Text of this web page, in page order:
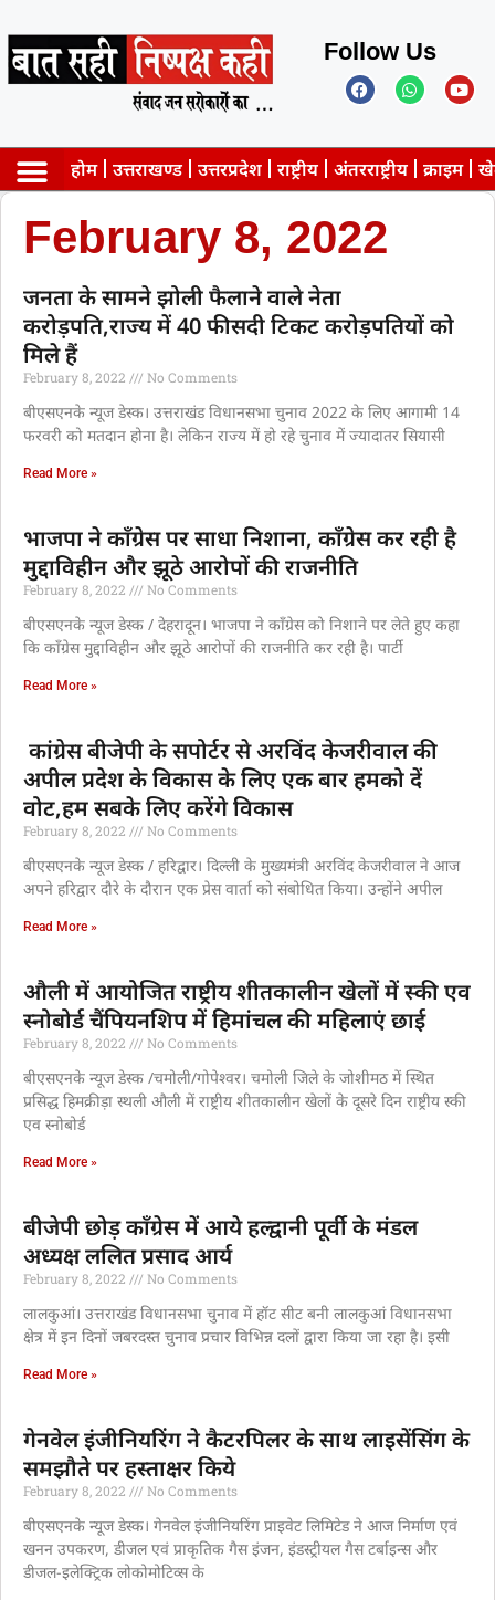
Follow Us
होम उत्तराखण्ड उत्तरप्रदेश राष्ट्रीय अंतरराष्ट्रीय क्राइम
February 8, 2022
जनता के सामने झोली फैलाने वाले नेता
करोड़पति,राज्य में 40 फीसदी टिकट करोड़पतियों को
मिले हैं
February 8, 2022 No Comments
बीएसएनके न्यूज डेस्क। उत्तराखंड विधानसभा चुनाव 2022 के लिए आगामी 14
फरवरी को मतदान होना है। लेकिन राज्य में हो रहे चुनाव में ज्यादातर सियासी
Read More »
भाजपा ने कॉंग्रेस पर साधा निशाना, कॉंग्रेस कर रही है
मुद्दाविहीन और झूठे आरोपों की राजनीति
February 8, 2022 No Comments
बीएसएनके न्यूज डेस्क / देहरादून। भाजपा ने कॉंग्रेस को निशाने पर लेते हुए कहा
कि कॉंग्रेस मुद्दाविहीन और झूठे आरोपों की राजनीति कर रही है। पार्टी
Read More »
कांग्रेस बीजेपी के सपोर्टर से अरविंद केजरीवाल की
अपील प्रदेश के विकास के लिए एक बार हमको दें
वोट,हम सबके लिए करेंगे विकास
February 8, 2022 No Comments
बीएसएनके न्यूज डेस्क / हरिद्वार। दिल्ली के मुख्यमंत्री अरविंद केजरीवाल ने आज
अपने हरिद्वार दौरे के दौरान एक प्रेस वार्ता को संबोधित किया। उन्होंने अपील
Read More »
औली में आयोजित राष्ट्रीय शीतकालीन खेलों में स्की एव
स्नोबोर्ड चैंपियनशिप में हिमांचल की महिलाएं छाई
February 8, 2022 No Comments
बीएसएनके न्यूज डेस्क /चमोली/गोपेश्वर। चमोली जिले के जोशीमठ में स्थित
प्रसिद्ध हिमक्रीड़ा स्थली औली में राष्ट्रीय शीतकालीन खेलों के दूसरे दिन राष्ट्रीय स्की
एव स्नोबोर्ड
Read More »
बीजेपी छोड़ काँग्रेस में आये हल्द्वानी पूर्वी के मंडल
अध्यक्ष ललित प्रसाद आर्य
February 8, 2022 No Comments
लालकुआं। उत्तराखंड विधानसभा चुनाव में हॉट सीट बनी लालकुआं विधानसभा
क्षेत्र में इन दिनों जबरदस्त चुनाव प्रचार विभिन्न दलों द्वारा किया जा रहा है। इसी
Read More »
गेनवेल इंजीनियरिंग ने कैटरपिलर के साथ लाइसेंसिंग के
समझौते पर हस्ताक्षर किये
February 8, 2022 No Comments
बीएसएनके न्यूज डेस्क। गेनवेल इंजीनियरिंग प्राइवेट लिमिटेड ने आज निर्माण एवं
खनन उपकरण, डीजल एवं प्राकृतिक गैस इंजन, इंडस्ट्रीयल गैस टर्बाइन्स और
डीजल-इलेक्ट्रिक लोकोमोटिव्स के